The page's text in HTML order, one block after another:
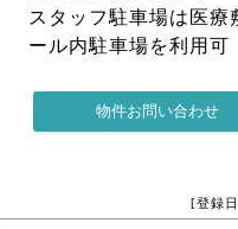
スタッフ駐車場は医療
ール内駐車場を利用可
[登録